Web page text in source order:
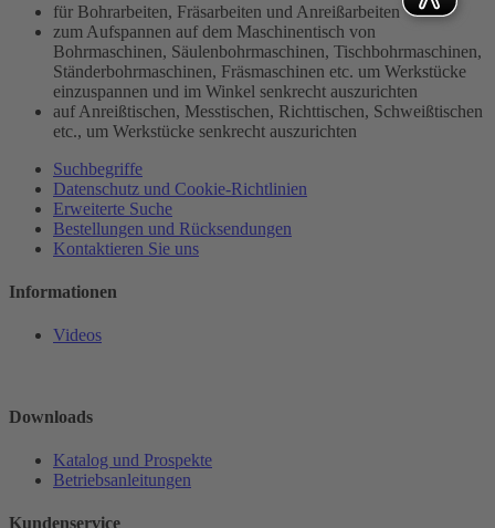
für Bohrarbeiten, Fräsarbeiten und Anreißarbeiten
zum Aufspannen auf dem Maschinentisch von
Bohrmaschinen, Säulenbohrmaschinen, Tischbohrmaschinen,
Ständerbohrmaschinen, Fräsmaschinen etc. um Werkstücke
einzuspannen und im Winkel senkrecht auszurichten
auf Anreißtischen, Messtischen, Richttischen, Schweißtischen
etc., um Werkstücke senkrecht auszurichten
Suchbegriffe
Datenschutz und Cookie-Richtlinien
Erweiterte Suche
Bestellungen und Rücksendungen
Kontaktieren Sie uns
Informationen
Videos
Downloads
Katalog und Prospekte
Betriebsanleitungen
Kundenservice